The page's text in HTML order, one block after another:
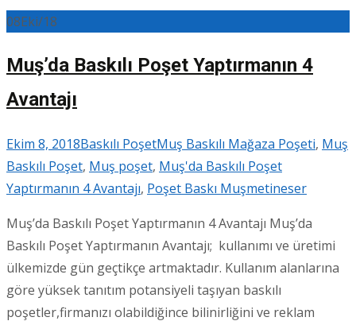
08Eki/18
Muş’da Baskılı Poşet Yaptırmanın 4
Avantajı
Ekim 8, 2018Baskılı PoşetMuş Baskılı Mağaza Poşeti, Muş
Baskılı Poşet, Muş poşet, Muş'da Baskılı Poşet
Yaptırmanın 4 Avantajı, Poşet Baskı Muşmetineser
Muş’da Baskılı Poşet Yaptırmanın 4 Avantajı Muş’da
Baskılı Poşet Yaptırmanın Avantajı; kullanımı ve üretimi
ülkemizde gün geçtikçe artmaktadır. Kullanım alanlarına
göre yüksek tanıtım potansiyeli taşıyan baskılı
poşetler,firmanızı olabildiğince bilinirliğini ve reklam